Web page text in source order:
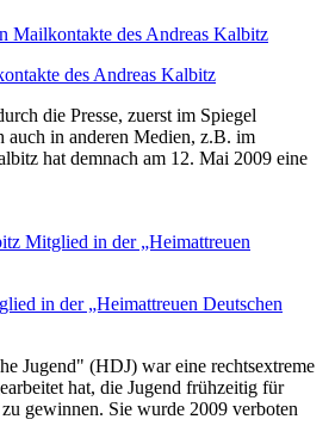
Mailkontakte des Andreas Kalbitz
des Andreas Kalbitz
die Presse, zuerst im Spiegel
auch in anderen Medien, z.B. im
hat demnach am 12. Mai 2009 eine
Mitglied in der „Heimattreuen
in der „Heimattreuen Deutschen
Jugend" (HDJ) war eine rechtsextreme
hat, die Jugend frühzeitig für
gewinnen. Sie wurde 2009 verboten